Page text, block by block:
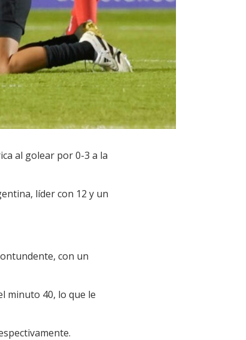
al golear por 0-3 a la
líder con 12 y un
con un
minuto 40, lo que le